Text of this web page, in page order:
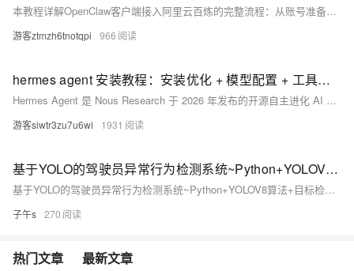
本教程详解OpenClaw客户端接入阿里云百炼的完整流程：从账号准备、API Key创建与保存，到客户端密钥配置、模型选择及连通测试，图文并茂，步骤清晰。涵盖自检清单与高频问题排查，助你快速稳定调用Qwen等百炼大模型。（239字）
游客ztmzh6tnotqpi 966
hermes agent 安装教程：安装优化 + 模型配置 + 工具启用指南
Hermes Agent 是 Nous Research 于 2026 年发布的开源自主进化 AI 智能体框架（MIT 协议，Python 编写）。它通过任务沉淀技能、持久化记忆、原生多工具集成与并行子智能体，实现“越用越强”。支持 Linux/macOS/WSL2，安装便捷，面向个人与企业的新一代私有化 AI 助手。
游客siwtr3zu7u6wi 1931
基于YOLO的驾驶员异常行为检测系统~Python+YOLOV8算法+目标检测+图像识别+人工智能
基于YOLO的驾驶员异常行为检测系统~Python+YOLOV8算法+目标检测+图像识别+人工智能
子午s 270
热门文章 最新文章